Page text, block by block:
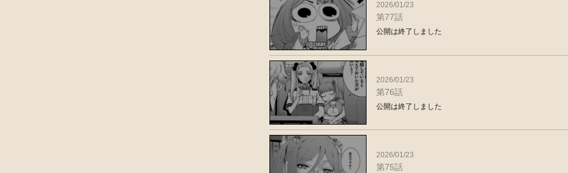
2026/01/23
第77話
公開は終了しました
2026/01/23
第76話
公開は終了しました
2026/01/23
第75話